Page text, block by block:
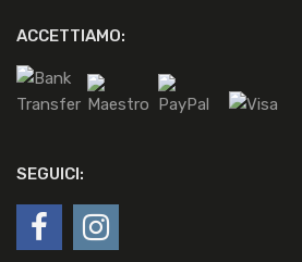
ACCETTIAMO:
SEGUICI: